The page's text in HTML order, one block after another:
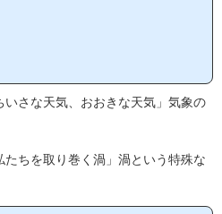
さな天気、おおきな天気」気象の
ちを取り巻く渦」渦という特殊な